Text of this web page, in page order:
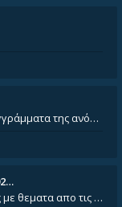
Καλησπέρα, έχετε προτάσεις για συγγράμματα της ανόργανης χημείας? Είμαι ανάμεσα σε Λιοδάκη, Chung και Atkins
Καλησπερα σε ολους υπαρχει κανεις με θεματα απο τις εξετασεις του ιουνιου και σεπτεμβρίου για την αναλυτικη χημεια